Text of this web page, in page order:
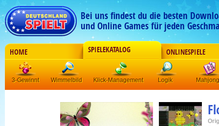
Bei uns findest du die besten
und Online Games für jeden
HOME SPIELEKATALOG ONLINESPIELE
3-Gewinnt Wimmelbild Klick-Management Logik Mahjong